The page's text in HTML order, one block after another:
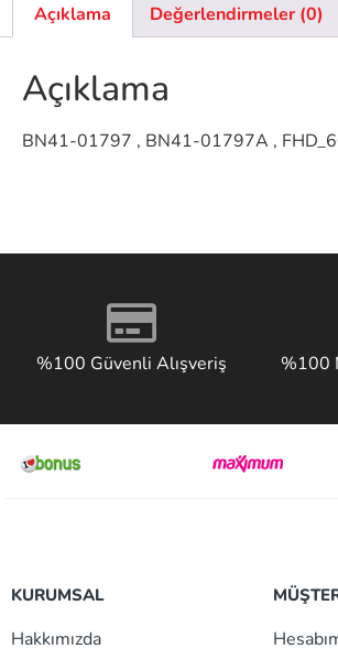
Açıklama Değerlendirmeler (0)
Açıklama
BN41-01797 , BN41-01797A ,
%100 Güvenli Alışveriş %100
KURUMSAL
Hakkımızda